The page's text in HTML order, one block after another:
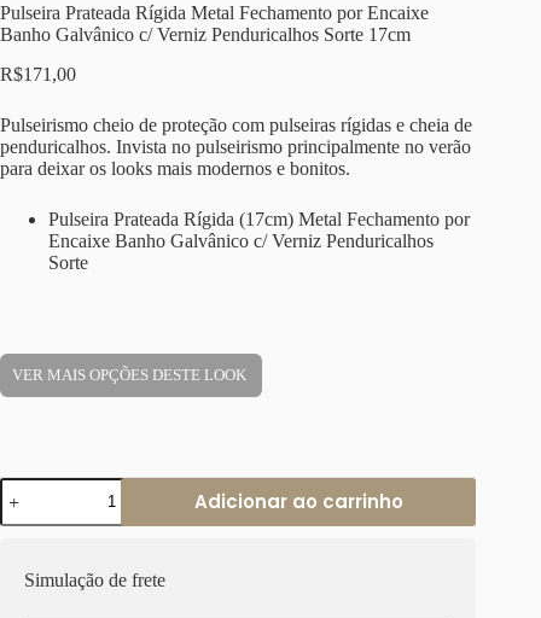
Pulseira Prateada Rígida Metal Fechamento por Encaixe
Banho Galvânico c/ Verniz Penduricalhos Sorte 17cm
R$171,00
Pulseirismo cheio de proteção com pulseiras rígidas e cheia de
penduricalhos. Invista no pulseirismo principalmente no verão
para deixar os looks mais modernos e bonitos.
Pulseira Prateada Rígida (17cm) Metal Fechamento por
Encaixe Banho Galvânico c/ Verniz Penduricalhos
Sorte
VER MAIS OPÇÕES DESTE LOOK
Pulseira
Prateada
Rígida
Adicionar ao carrinho
Simulação de frete